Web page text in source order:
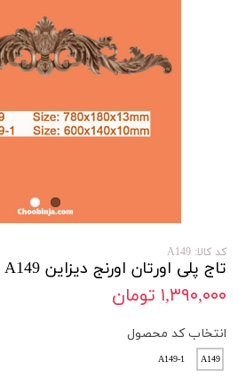
تاج پلی اورتان اورنج دیزاین A149 و A149-1
کد کالا: A149
۱,۳۹۰,۰۰۰ تومان
انتخاب کد محصول
A149
A149-1